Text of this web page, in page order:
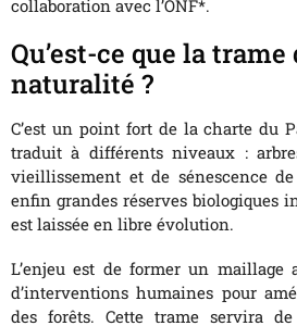
collaboration avec l’ONF*.
Qu’est-ce que la trame
naturalité ?
C’est un point fort de la charte du
traduit à différents niveaux :
vieillissement et de sénescence
enfin grandes réserves biologiques
est laissée en libre évolution.
L’enjeu est de former un maillage
d’interventions humaines pour
des forêts. Cette trame servira